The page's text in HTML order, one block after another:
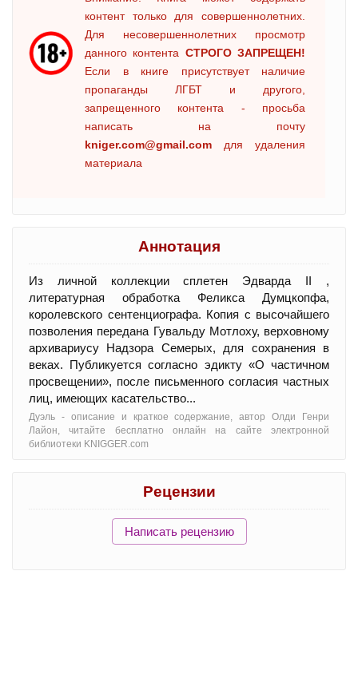
контент только для совершеннолетних.
Для несовершеннолетних просмотр
данного контента СТРОГО ЗАПРЕЩЕН!
Если в книге присутствует наличие
пропаганды ЛГБТ и другого,
запрещенного контента - просьба
написать на почту
kniger.com@gmail.com для удаления
материала
Аннотация
Из личной коллекции сплетен Эдварда II ,
литературная обработка Феликса Думцкопфа,
королевского сентенциографа. Копия с высочайшего
позволения передана Гувальду Мотлоху, верховному
архивариусу Надзора Семерых, для сохранения в
веках. Публикуется согласно эдикту «О частичном
просвещении», после письменного согласия частных
лиц, имеющих касательство...
Дуэль - oписание и краткое содержание, автор Олди Генри
Лайон, читайте бесплатно онлайн на сайте электронной
библиотеки KNIGGER.com
Рецензии
Написать рецензию